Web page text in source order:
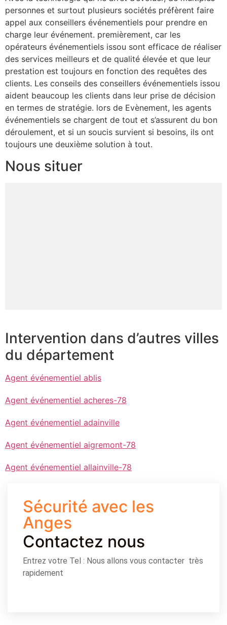
personnes et surtout plusieurs sociétés préfèrent faire
appel aux conseillers événementiels pour prendre en
charge leur événement. premièrement, car les
opérateurs événementiels issou sont efficace de réaliser
des services meilleurs et de qualité élevée et que leur
prestation est toujours en fonction des requêtes des
clients. Les conseils des conseillers événementiels issou
aident beaucoup les clients dans leur prise de décision
en termes de stratégie. lors de Evènement, les agents
événementiels se chargent de tout et s’assurent du bon
déroulement, et si un soucis survient si besoins, ils ont
toujours une deuxième solution à tout.
Nous situer
Intervention dans d’autres villes
du département
Agent événementiel ablis
Agent événementiel acheres-78
Agent événementiel adainville
Agent événementiel aigremont-78
Agent événementiel allainville-78
Sécurité avec les
Anges
Contactez nous
Entrez votre Tel : Nous allons vous contacter très
rapidement